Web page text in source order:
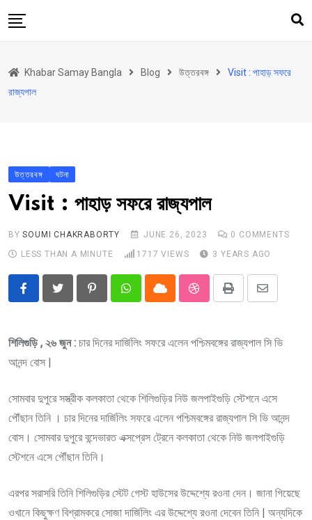
to
উত্তরবঙ্গ
আরও কিছু
Contact
Khabar Samay Hindi
Khabar Samay Bangla Blog উত্তরবঙ্গ
Visit : পাহাড় সফরে
রাজ্যপাল
উত্তরবঙ্গ ঘটনা
Visit : পাহাড় সফরে রাজ্যপাল
BYSOUMI CHAKRABORTY JUNE 26, 2023 0 COMMENTS
LESS THAN A MINUTE
1717 VIEWS 3 YEARS AGO
PinterestWhatsappCloud StumbleUpon
Print
Share
Email
শিলিগুড়ি , ২৬ জুন : চার দিনের দার্জিলিং সফরে এলেন পশ্চিমবঙ্গের রাজ্যপাল সি ভি
আনন্দ বোস |
সোমবার দুপুরে সস্ত্রীক কলকাতা থেকে শিলিগুড়ির নিউ জলপাইগুড়ি স্টেশনে এসে
পৌঁছান তিনি । চার দিনের দার্জিলিং সফরে এলেন পশ্চিমবঙ্গের রাজ্যপাল সি ভি আনন্দ
বোস। সোমবার দুপুরে বন্দেভারত এক্সপ্রেস ট্রেনে কলকাতা থেকে নিউ জলপাইগুড়ি
স্টেশনে এসে পৌঁছান তিনি।
এরপর সরাসরি তিনি শিলিগুড়ির স্টেট গেস্ট হাউসের উদ্দেশ্যে রওনা দেন। জানা গিয়েছে
ওখানে কিছুক্ষণ বিশ্রামকরে সোজা দার্জিলিং এর উদ্দেশ্যে রওনা দেবেন তিনি | অন্যদিকে